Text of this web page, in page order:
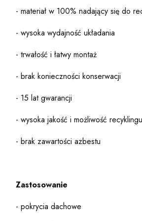
- materiał w 100% nadający się do
- wysoka wydajność układania
- trwałość i łatwy montaż
- brak konieczności konserwacji
- 15 lat gwarancji
- wysoka jakość i możliwość recyklingu
- brak zawartości azbestu
Zastosowanie
- pokrycia dachowe